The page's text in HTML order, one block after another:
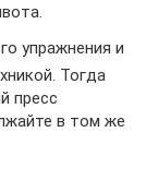
упражнения и
Тогда
пресс
в том же